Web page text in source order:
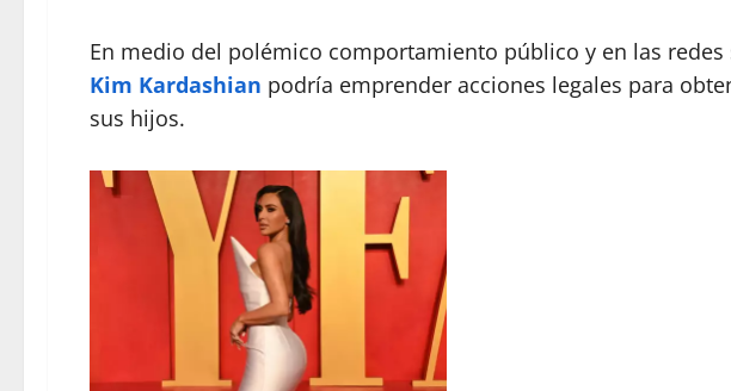
En medio del polémico comportamiento público y en las redes
Kim Kardashian podría emprender acciones legales para
sus hijos.